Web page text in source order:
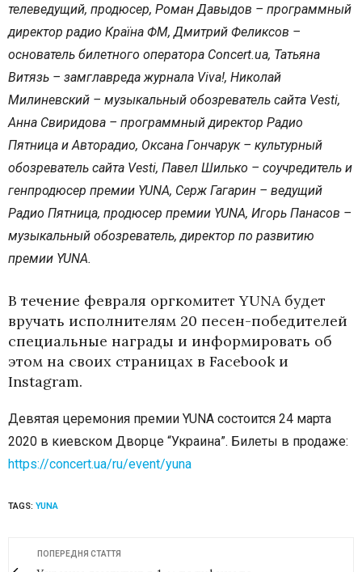
телеведущий, продюсер, Роман Давыдов – программный
директор радио Країна ФМ, Дмитрий Феликсов –
основатель билетного оператора Concert.ua, Татьяна
Витязь – замглавреда журнала Viva!, Николай
Милиневский – музыкальный обозреватель сайта Vesti,
Анна Свиридова – программный директор Радио
Пятница и Авторадио, Оксана Гончарук – культурный
обозреватель сайта Vesti, Павел Шилько – соучредитель и
генпродюсер премии YUNA, Серж Гагарин – ведущий
Радио Пятница, продюсер премии YUNA, Игорь Панасов –
музыкальный обозреватель, директор по развитию
премии YUNA.
В течение февраля оргкомитет YUNA будет
вручать исполнителям 20 песен-победителей
специальные награды и информировать об
этом на своих страницах в Facebook и
Instagram.
Девятая церемония премии YUNA состоится 24 марта
2020 в киевском Дворце “Украина”. Билеты в продаже:
https://concert.ua/ru/event/yuna
TAGS: YUNA
ПОПЕРЕДНЯ СТАТТЯ